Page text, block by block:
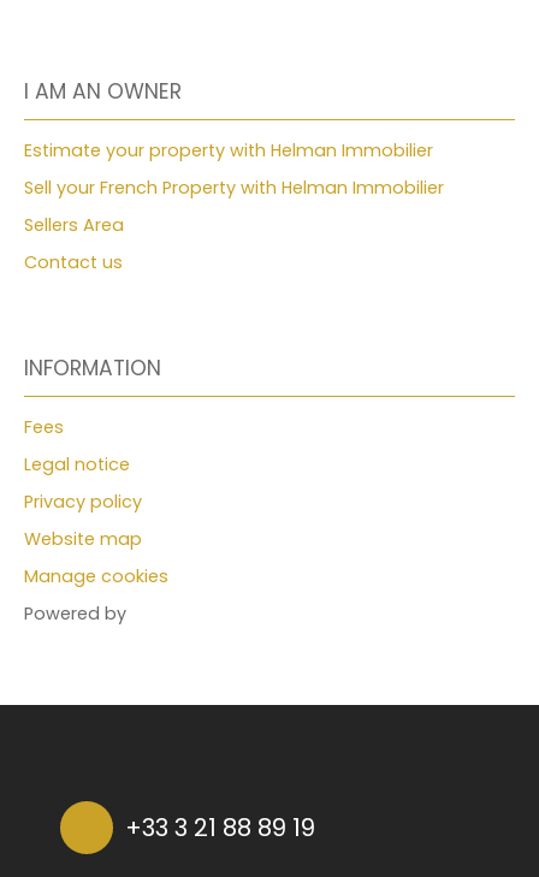
I AM AN OWNER
Estimate your property with Helman Immobilier
Sell your French Property with Helman Immobilier
Sellers Area
Contact us
INFORMATION
Fees
Legal notice
Privacy policy
Website map
Manage cookies
Powered by
+33 3 21 88 89 19